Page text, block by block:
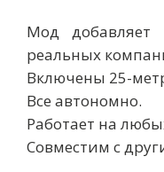
Мод
реальных
Включены 25-
Все автономно.
Работает на
Совместим с